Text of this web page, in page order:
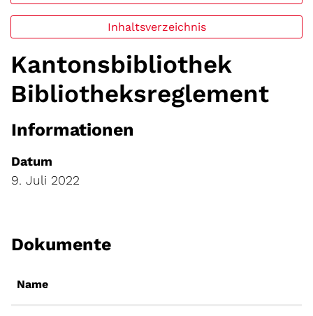
Inhaltsverzeichnis
Kantonsbibliothek
Bibliotheksreglement
Informationen
Datum
9. Juli 2022
Dokumente
Name